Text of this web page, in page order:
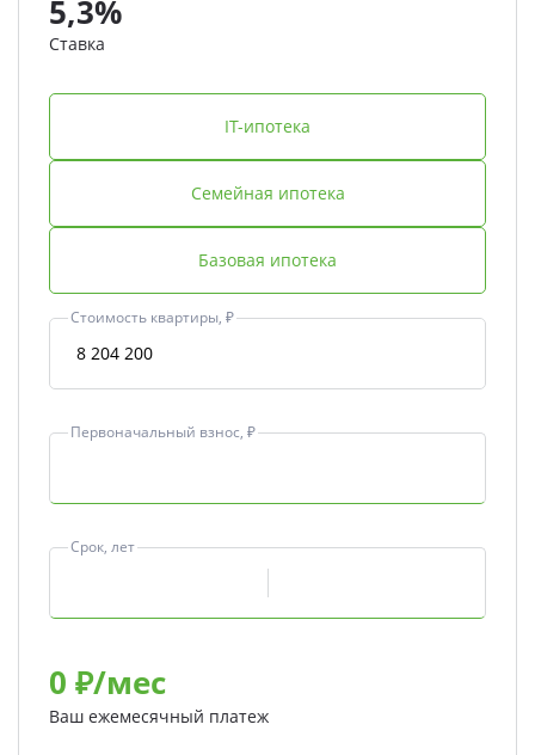
5,3%
Ставка
IT-ипотека
Семейная ипотека
Базовая ипотека
Стоимость квартиры, ₽
Первоначальный взнос, ₽
Срок, лет
0 ₽/мес
Ваш ежемесячный платеж